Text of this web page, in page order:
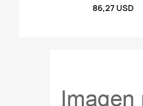
86,27 USD